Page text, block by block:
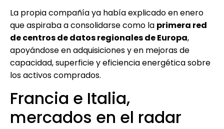
La propia compañía ya había explicado en enero
que aspiraba a consolidarse como la primera red
de centros de datos regionales de Europa,
apoyándose en adquisiciones y en mejoras de
capacidad, superficie y eficiencia energética sobre
los activos comprados.
Francia e Italia,
mercados en el radar